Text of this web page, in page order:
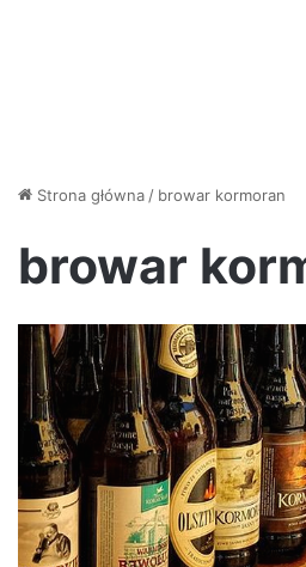
Strona główna / browar kormoran
browar